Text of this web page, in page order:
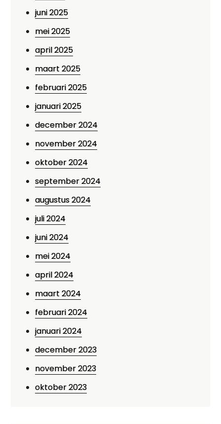
juni 2025
mei 2025
april 2025
maart 2025
februari 2025
januari 2025
december 2024
november 2024
oktober 2024
september 2024
augustus 2024
juli 2024
juni 2024
mei 2024
april 2024
maart 2024
februari 2024
januari 2024
december 2023
november 2023
oktober 2023